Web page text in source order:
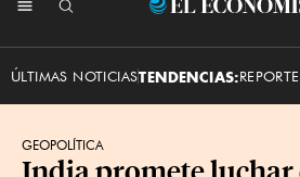
El
ÚLTIMAS NOTICIASTENDENCIAS:
GEOPOLÍTICA